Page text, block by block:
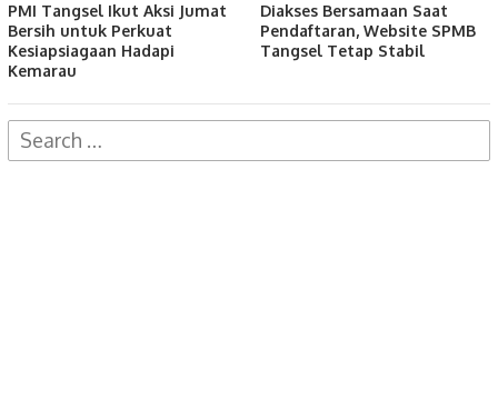
PMI Tangsel Ikut Aksi Jumat
Bersih untuk Perkuat
Kesiapsiagaan Hadapi
Kemarau
Diakses Bersamaan Saat
Pendaftaran, Website SPMB
Tangsel Tetap Stabil
Search
for: